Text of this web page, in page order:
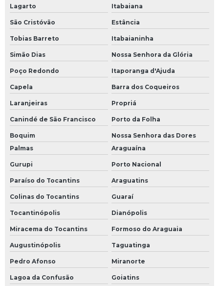
Lagarto Itabaiana
São Cristóvão Estância
Tobias Barreto Itabaianinha
Simão Dias Nossa Senhora da Glória
Poço Redondo Itaporanga d'Ajuda
Capela Barra dos Coqueiros
Laranjeiras Propriá
Canindé de São Francisco Porto da Folha
Boquim
Nossa Senhora das Dores
Palmas
Araguaína
Gurupi Porto Nacional
Paraíso do Tocantins Araguatins
Colinas do Tocantins Guaraí
Tocantinópolis Dianópolis
Miracema do Tocantins Formoso do Araguaia
Augustinópolis Taguatinga
Pedro Afonso Miranorte
Lagoa da Confusão Goiatins